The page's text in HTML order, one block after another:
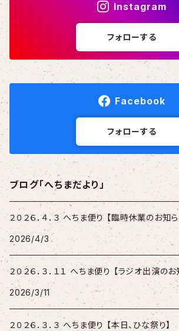
Instagram
フォローする
Facebook
フォローする
ブログ「へちまだより」
２０２６．４．３ へちま便り 【臨時休業のお知
2026/4/3
２０２６．３．１１ へちま便り 【ラジオ出演
2026/3/11
２０２６．３．３ へちま便り 【本日、ひな祭り】